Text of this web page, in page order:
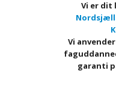
Vi er dit
Vi
garanti